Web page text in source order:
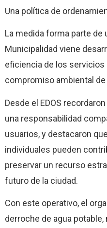
Una política de
La medida forma parte de
Municipalidad viene
eficiencia de los servicios
compromiso ambiental
Desde el EDOS
una responsabilidad
usuarios, y destacaron
individuales pueden
preservar un recurso
futuro de la ciudad.
Con este operativo, el
derroche de agua potable,